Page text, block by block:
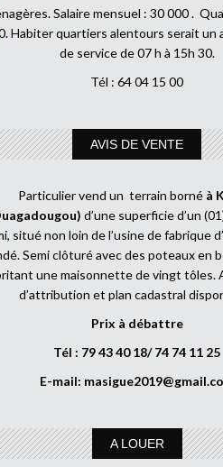
Salaire mensuel : 30 000 .
Habiter quartiers alentours serait un
de service de 07 h à 15h 30.
Tél : 64 04 15 00
AVIS DE VENTE
Particulier vend un terrain borné à
d’une superficie d’un
situé non loin de l’usine de fabrique
Semi clôturé avec des poteaux en
une maisonnette de vingt tôles.
d’attribution et plan cadastral
Prix à débattre
Tél : 79 43 40 18/ 74 74 11 25
E-mail:
A LOUER